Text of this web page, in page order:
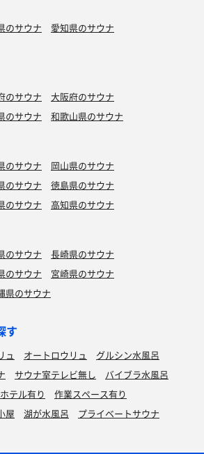
のサウナ
愛知県のサウナ
のサウナ
大阪府のサウナ
のサウナ 和歌山県のサウナ
のサウナ
岡山県のサウナ
のサウナ
徳島県のサウナ
のサウナ 高知県のサウナ
のサウナ
長崎県のサウナ
のサウナ
宮崎県のサウナ
県のサウナ
す
ュ オートロウリュ
グルシン水風呂
サウナ室テレビ無し
バイブラ水風呂
テル有り
作業スペース有り
屋 湖が水風呂 プライベートサウナ